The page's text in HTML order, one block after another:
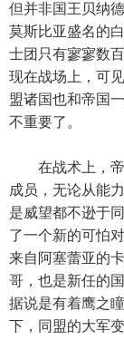
但并非国王贝纳
莫斯比亚盛名的
士团只有寥寥数
现在战场上，可
盟诸国也和帝国
不重要了。
在战术上，帝
成员，无论从能
是威望都不逊于
了一个新的可怕对
来自阿塞蕾亚的
哥，也是新任的国
据说是有着鹰之
下，同盟的大军